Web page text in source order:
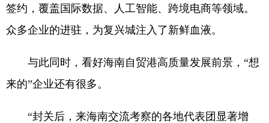
签约，覆盖国际数据、人工智能、跨境电商等领域。
众多企业的进驻，为复兴城注入了新鲜血液。
与此同时，看好海南自贸港高质量发展前景，“想
来的”企业还有很多。
“封关后，来海南交流考察的各地代表团显著增